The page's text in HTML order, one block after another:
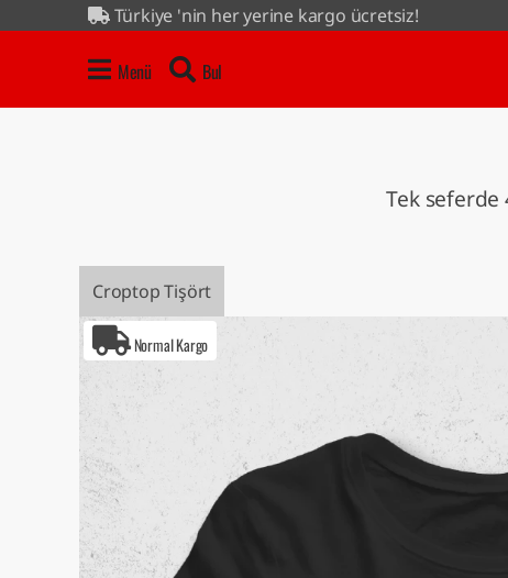
Türkiye 'nin her yerine kargo ücretsiz!
Menü Bul
Tek
Croptop Tişört
Normal Kargo